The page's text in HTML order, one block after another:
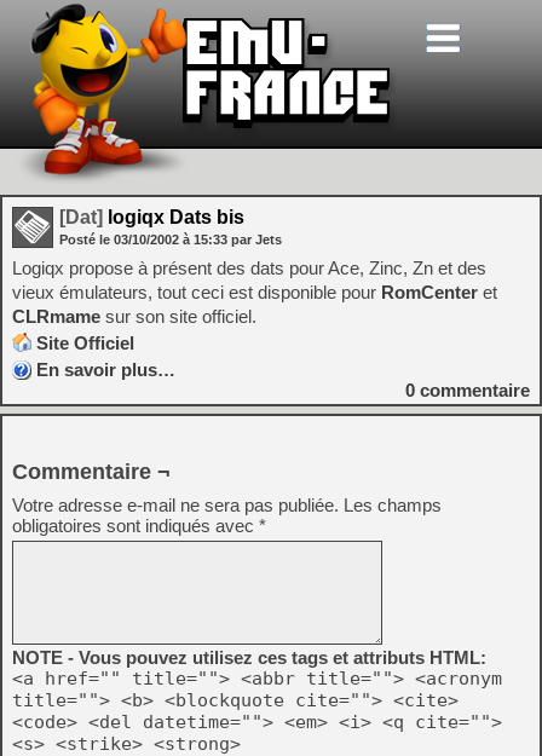
[Dat] logiqx Dats bis
Posté le 03/10/2002 à 15:33 par Jets
Logiqx propose à présent des dats pour Ace, Zinc, Zn et des
vieux émulateurs, tout ceci est disponible pour RomCenter et
CLRmame sur son site officiel.
Site Officiel
En savoir plus…
0 commentaire
Commentaire ¬
Votre adresse e-mail ne sera pas publiée. Les champs
obligatoires sont indiqués avec *
NOTE - Vous pouvez utilisez ces tags et attributs HTML:
<a href="" title=""> <abbr title=""> <acronym
title=""> <b> <blockquote cite=""> <cite>
<code> <del datetime=""> <em> <i> <q cite="">
<s> <strike> <strong>